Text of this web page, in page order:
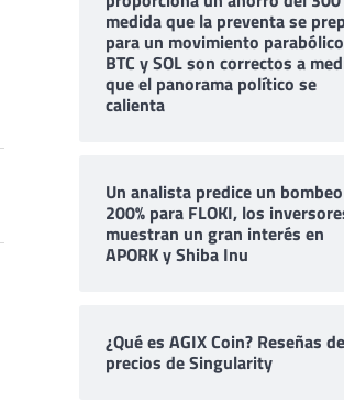
medida que la preventa se
para un movimiento
BTC y SOL son correctos a
que el panorama político se
calienta
Un analista predice un
200% para FLOKI, los
muestran un gran interés en
APORK y Shiba Inu
¿Qué es AGIX Coin? Reseñas de
precios de Singularity